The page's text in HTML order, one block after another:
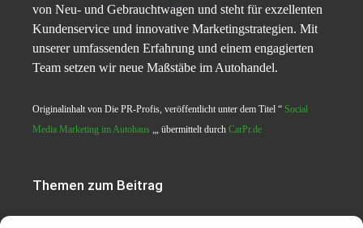
von Neu- und Gebrauchtwagen und steht für exzellenten
Kundenservice und innovative Marketingstrategien. Mit
unserer umfassenden Erfahrung und einem engagierten
Team setzen wir neue Maßstäbe im Autohandel.
Originalinhalt von Die PR-Profis, veröffentlicht unter dem Titel “ Social
Media Marketing im Autohaus „, übermittelt durch CarPr.de
Themen zum Beitrag